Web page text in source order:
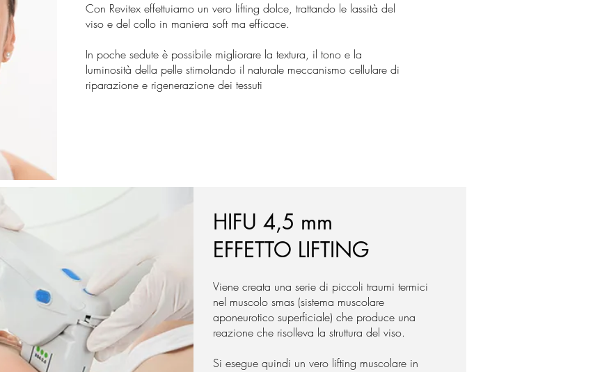
Con Revitex effettuiamo un vero lifting dolce, trattando le lassità del
viso e del collo in maniera soft ma efficace.
In poche sedute è possibile migliorare la textura, il tono e la
luminosità della pelle stimolando il naturale meccanismo cellulare di
riparazione e rigenerazione dei tessuti
HIFU 4,5 mm
EFFETTO LIFTING
Viene creata una serie di piccoli traumi termici
nel muscolo smas (sistema muscolare
aponeurotico superficiale) che produce una
reazione che risolleva la struttura del viso.
Si esegue quindi un vero lifting muscolare in